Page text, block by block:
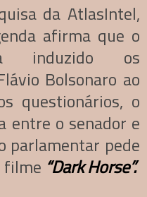
da AtlasIntel,
afirma que o
induzido os
Bolsonaro ao
questionários, o
entre o senador e
parlamentar pede
filme “Dark Horse”.